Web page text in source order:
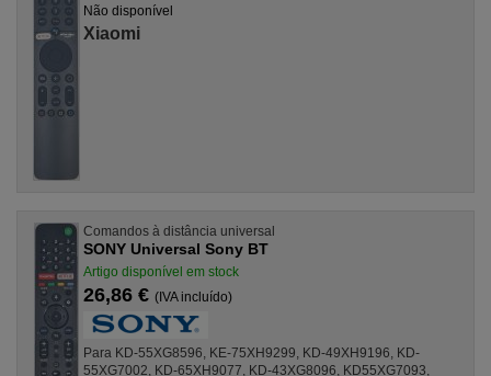
Não disponível
Xiaomi
Comandos à distância universal
SONY Universal Sony BT
Artigo disponível em stock
26,86 € (IVA incluído)
Para KD-55XG8596, KE-75XH9299, KD-49XH9196, KD-
55XG7002, KD-65XH9077, KD-43XG8096, KD55XG7093,